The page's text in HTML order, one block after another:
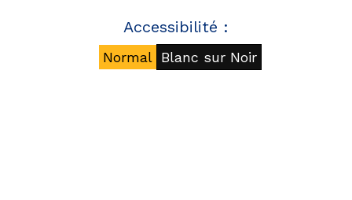
Accessibilité :
Normal Blanc sur Noir